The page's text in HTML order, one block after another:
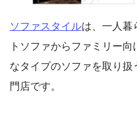
ソファスタイルは、一人暮
トソファからファミリー
なタイプのソファを取り
門店です。